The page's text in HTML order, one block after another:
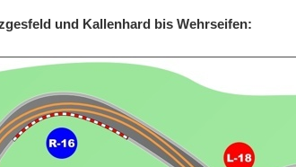
und Kallenhard bis Wehrseifen: